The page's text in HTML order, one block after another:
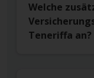
Welche
Teneriffa an?